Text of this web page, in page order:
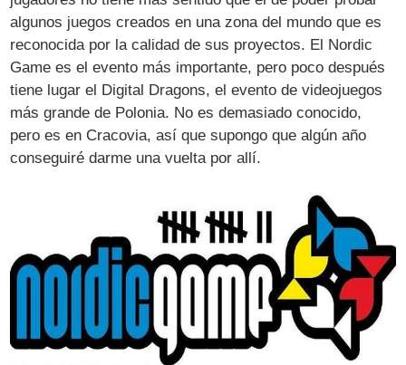
algunos juegos creados en una zona del mundo que es
reconocida por la calidad de sus proyectos. El Nordic
Game es el evento más importante, pero poco después
tiene lugar el Digital Dragons, el evento de videojuegos
más grande de Polonia. No es demasiado conocido,
pero es en Cracovia, así que supongo que algún año
conseguiré darme una vuelta por allí.